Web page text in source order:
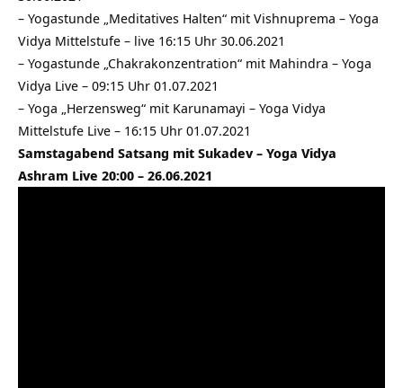
– Yogastunde „Meditatives Halten“ mit Vishnuprema – Yoga
Vidya Mittelstufe – live 16:15 Uhr 30.06.2021
– Yogastunde „Chakrakonzentration“ mit Mahindra – Yoga
Vidya Live – 09:15 Uhr 01.07.2021
– Yoga „Herzensweg“ mit Karunamayi – Yoga Vidya
Mittelstufe Live – 16:15 Uhr 01.07.2021
Samstagabend Satsang mit Sukadev – Yoga Vidya
Ashram Live 20:00 – 26.06.2021